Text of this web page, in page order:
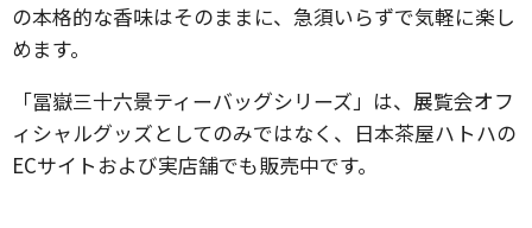
の本格的な香味はそのままに、急須いらずで気軽に楽し
めます。
「冨嶽三十六景ティーバッグシリーズ」は、展覧会オフ
ィシャルグッズとしてのみではなく、日本茶屋ハトハの
ECサイトおよび実店舗でも販売中です。